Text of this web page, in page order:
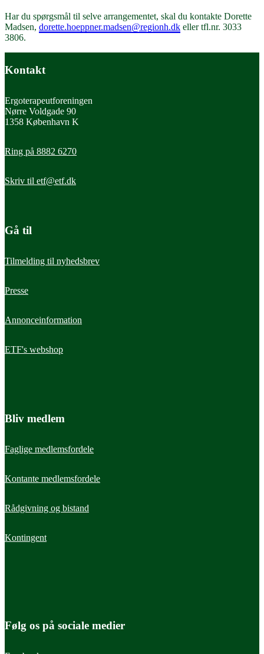
Har du spørgsmål til selve arrangementet, skal du kontakte Dorette
Madsen, dorette.hoeppner.madsen@regionh.dk eller tfl.nr. 3033
3806.
Kontakt
Ergoterapeutforeningen
Nørre Voldgade 90
1358 København K
Ring på 8882 6270
Skriv til etf@etf.dk
Gå til
Tilmelding til nyhedsbrev
Presse
Annonceinformation
ETF's webshop
Bliv medlem
Faglige medlemsfordele
Kontante medlemsfordele
Rådgivning og bistand
Kontingent
Følg os på sociale medier